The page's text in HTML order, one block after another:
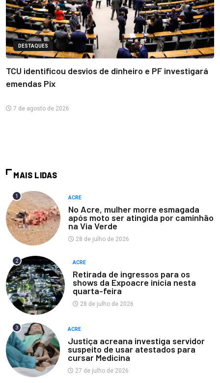
DESTAQUES
TCU identificou desvios de dinheiro e PF investigará
emendas Pix
7 de agosto de 2026
MAIS LIDAS
1 ACRE
No Acre, mulher morre esmagada
após moto ser atingida por caminhão
na Via Verde
28 de julho de 2026
2 ACRE
Retirada de ingressos para os
shows da Expoacre inicia nesta
quarta-feira
28 de julho de 2026
3 ACRE
Justiça acreana investiga servidor
suspeito de usar atestados para
cursar Medicina
27 de julho de 2026